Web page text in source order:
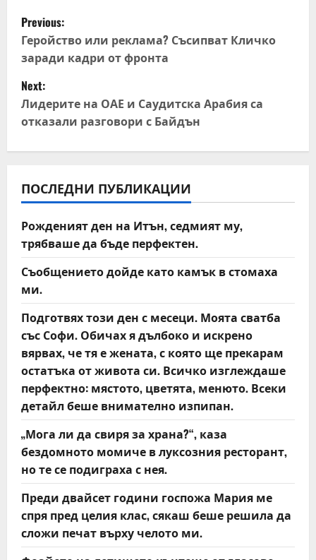
P
o
s
t
n
v
i
g
a
t
i
o
n
Previous:
Геройство или реклама? Съсипват Кличко
заради кадри от фронта
Next:
Лидерите на ОАЕ и Саудитска Арабия са
отказали разговори с Байдън
ПОСЛЕДНИ ПУБЛИКАЦИИ
Рожденият ден на Итън, седмият му,
трябваше да бъде перфектен.
Съобщението дойде като камък в стомаха
ми.
Подготвях този ден с месеци. Моята сватба
със Софи. Обичах я дълбоко и искрено
вярвах, че тя е жената, с която ще прекарам
остатъка от живота си. Всичко изглеждаше
перфектно: мястото, цветята, менюто. Всеки
детайл беше внимателно изпипан.
„Мога ли да свиря за храна?“, каза
бездомното момиче в луксозния ресторант,
но те се подиграха с нея.
Преди двайсет години госпожа Мария ме
спря пред целия клас, сякаш беше решила да
сложи печат върху челото ми.